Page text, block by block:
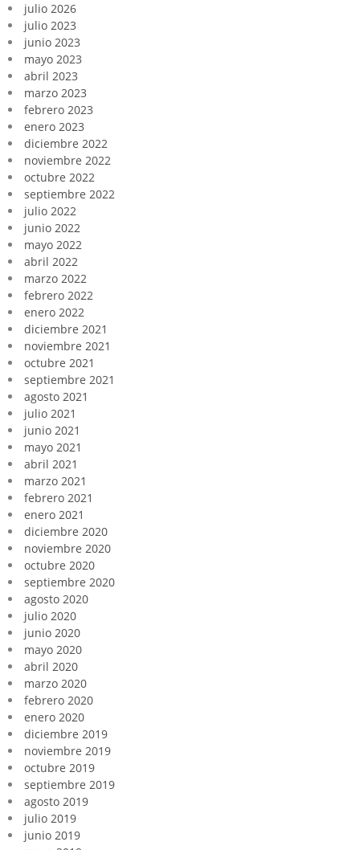
julio 2026
julio 2023
junio 2023
mayo 2023
abril 2023
marzo 2023
febrero 2023
enero 2023
diciembre 2022
noviembre 2022
octubre 2022
septiembre 2022
julio 2022
junio 2022
mayo 2022
abril 2022
marzo 2022
febrero 2022
enero 2022
diciembre 2021
noviembre 2021
octubre 2021
septiembre 2021
agosto 2021
julio 2021
junio 2021
mayo 2021
abril 2021
marzo 2021
febrero 2021
enero 2021
diciembre 2020
noviembre 2020
octubre 2020
septiembre 2020
agosto 2020
julio 2020
junio 2020
mayo 2020
abril 2020
marzo 2020
febrero 2020
enero 2020
diciembre 2019
noviembre 2019
octubre 2019
septiembre 2019
agosto 2019
julio 2019
junio 2019